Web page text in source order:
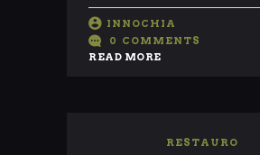
INNOCHIA
0 COMMENTS
READ MORE
RESTAURO